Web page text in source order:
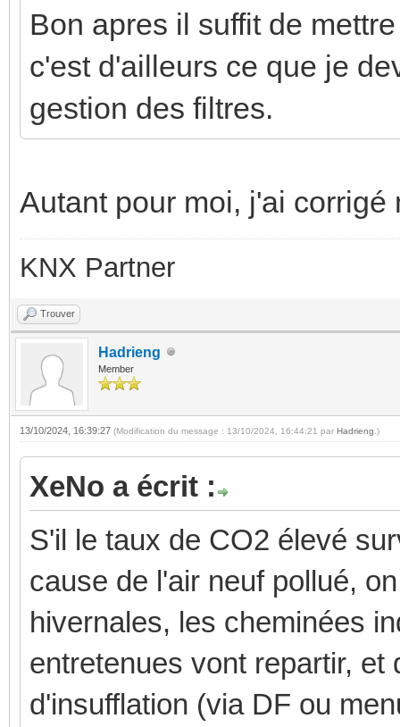
Bon apres il suffit de
c'est d'ailleurs ce que je
gestion des filtres.
Autant pour moi, j'ai corrigé
KNX Partner
Trouver
Hadrieng
Member
13/10/2024, 16:39:27 (Modification du message : 13/10/2024, 16:44:21 par Hadrieng .)
XeNo a écrit :
S'il le taux de CO2 élevé
cause de l'air neuf pollué,
hivernales, les cheminées
entretenues vont repartir, et
d'insufflation (via DF ou